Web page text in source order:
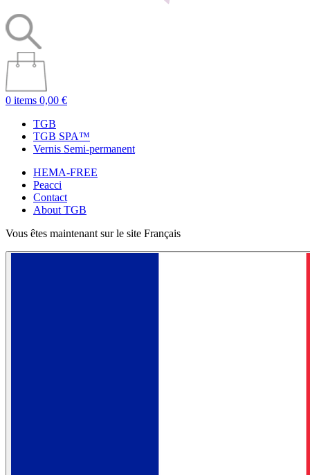
0 items 0,00 €
TGB
TGB SPA™
Vernis Semi-permanent
HEMA-FREE
Peacci
Contact
About TGB
Vous êtes maintenant sur le site Français